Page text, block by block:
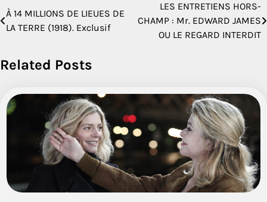
Navigation
de
À 14 MILLIONS DE LIEUES DE
LA TERRE (1918). Exclusif
LES ENTRETIENS HORS-
CHAMP : Mr. EDWARD JAMES
OU LE REGARD INTERDIT
Related Posts